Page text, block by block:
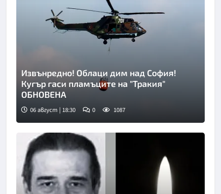
Снимка: БТА
Извънредно! Облаци дим над София!
Кугър гаси пламъците на "Тракия"
ОБНОВЕНА
06 август | 18:30 0 1087